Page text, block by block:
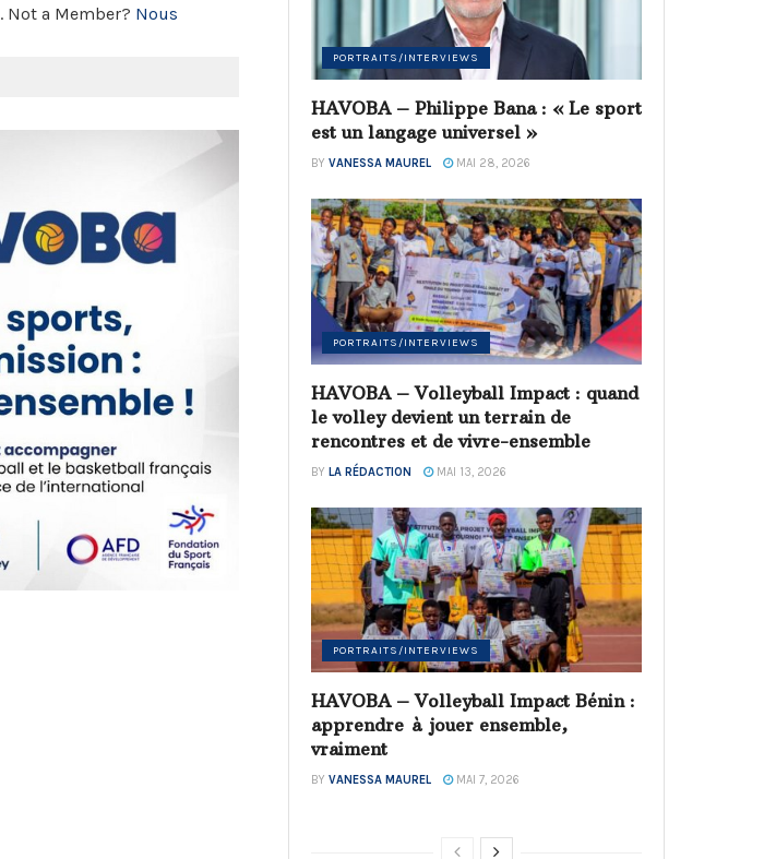
. Not a Member? Nous
PORTRAITS/INTERVIEWS
HAVOBA – Philippe Bana : « Le sport
est un langage universel »
BY VANESSA MAUREL MAI 28, 2026
PORTRAITS/INTERVIEWS
HAVOBA – Volleyball Impact : quand
le volley devient un terrain de
rencontres et de vivre-ensemble
BY LA RÉDACTION MAI 13, 2026
PORTRAITS/INTERVIEWS
HAVOBA – Volleyball Impact Bénin :
apprendre à jouer ensemble,
vraiment
BY VANESSA MAUREL MAI 7, 2026